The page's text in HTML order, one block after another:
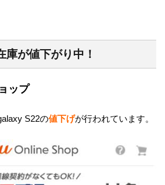
が値下がり中！
ップ
S22の値下げが行われています。